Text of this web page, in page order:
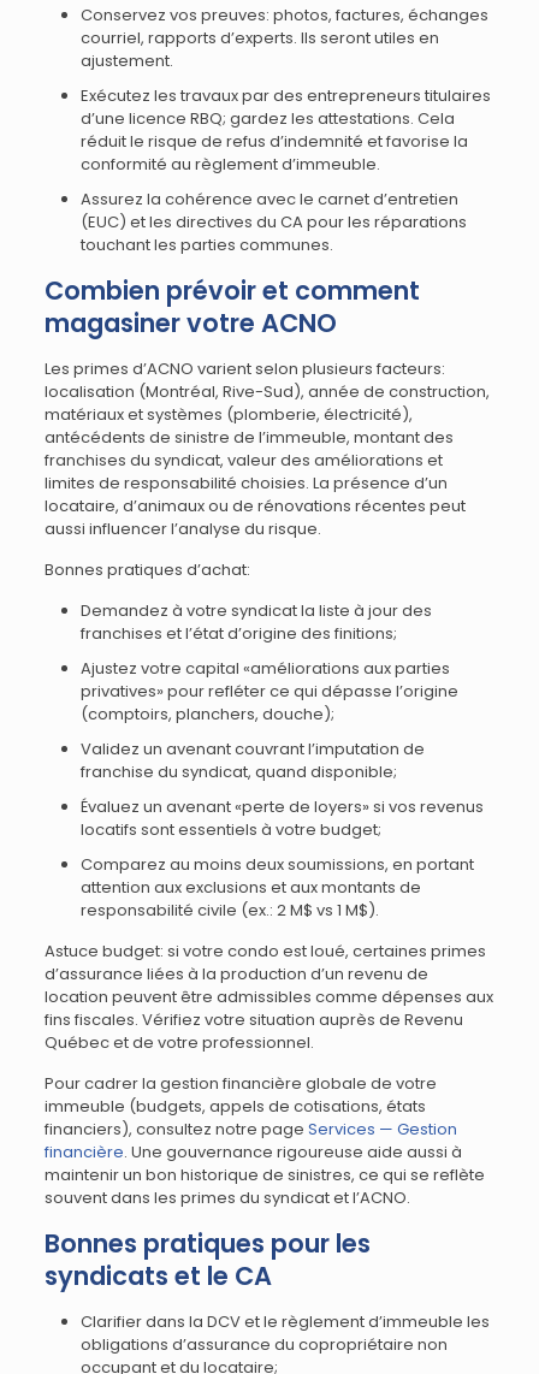
Conservez vos preuves: photos, factures, échanges
courriel, rapports d’experts. Ils seront utiles en
ajustement.
Exécutez les travaux par des entrepreneurs titulaires
d’une licence RBQ; gardez les attestations. Cela
réduit le risque de refus d’indemnité et favorise la
conformité au règlement d’immeuble.
Assurez la cohérence avec le carnet d’entretien
(EUC) et les directives du CA pour les réparations
touchant les parties communes.
Combien prévoir et comment
magasiner votre ACNO
Les primes d’ACNO varient selon plusieurs facteurs:
localisation (Montréal, Rive-Sud), année de construction,
matériaux et systèmes (plomberie, électricité),
antécédents de sinistre de l’immeuble, montant des
franchises du syndicat, valeur des améliorations et
limites de responsabilité choisies. La présence d’un
locataire, d’animaux ou de rénovations récentes peut
aussi influencer l’analyse du risque.
Bonnes pratiques d’achat:
Demandez à votre syndicat la liste à jour des
franchises et l’état d’origine des finitions;
Ajustez votre capital «améliorations aux parties
privatives» pour refléter ce qui dépasse l’origine
(comptoirs, planchers, douche);
Validez un avenant couvrant l’imputation de
franchise du syndicat, quand disponible;
Évaluez un avenant «perte de loyers» si vos revenus
locatifs sont essentiels à votre budget;
Comparez au moins deux soumissions, en portant
attention aux exclusions et aux montants de
responsabilité civile (ex.: 2 M$ vs 1 M$).
Astuce budget: si votre condo est loué, certaines primes
d’assurance liées à la production d’un revenu de
location peuvent être admissibles comme dépenses aux
fins fiscales. Vérifiez votre situation auprès de Revenu
Québec et de votre professionnel.
Pour cadrer la gestion financière globale de votre
immeuble (budgets, appels de cotisations, états
financiers), consultez notre page Services — Gestion
financière. Une gouvernance rigoureuse aide aussi à
maintenir un bon historique de sinistres, ce qui se reflète
souvent dans les primes du syndicat et l’ACNO.
Bonnes pratiques pour les
syndicats et le CA
Clarifier dans la DCV et le règlement d’immeuble les
obligations d’assurance du copropriétaire non
occupant et du locataire;